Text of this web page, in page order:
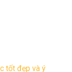
tốt đẹp và ý